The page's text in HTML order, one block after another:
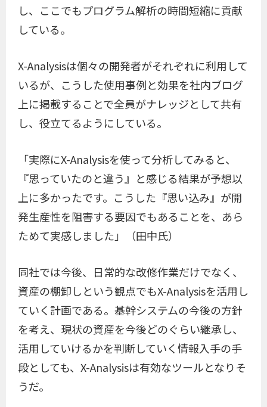
し、ここでもプログラム解析の時間短縮に貢献
している。
X-Analysisは個々の開発者がそれぞれに利用して
いるが、こうした使用事例と効果を社内ブログ
上に掲載することで全員がナレッジとして共有
し、役立てるようにしている。
「実際にX-Analysisを使って分析してみると、
『思っていたのと違う』と感じる結果が予想以
上に多かったです。こうした『思い込み』が開
発生産性を阻害する要因でもあることを、あら
ためて実感しました」（田中氏）
同社では今後、日常的な改修作業だけでなく、
資産の棚卸しという観点でもX-Analysisを活用し
ていく計画である。基幹システムの今後の方針
を考え、現状の資産を今後どのぐらい継承し、
活用していけるかを判断していく情報入手の手
段としても、X-Analysisは有効なツールとなりそ
うだ。